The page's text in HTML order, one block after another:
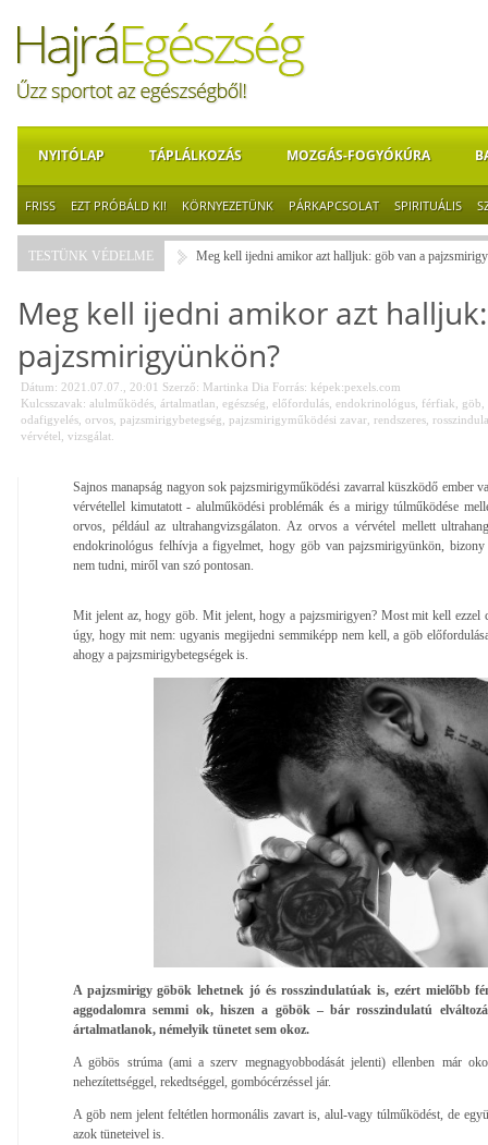
NYITÓLAP TÁPLÁLKOZÁS MOZGÁS-FOGYÓKÚRA
FRISS EZT PRÓBÁLD KI! KÖRNYEZETÜNK PÁRKAPCSOLAT SPIRITUÁLIS
TESTÜNK VÉDELME Meg kell ijedni amikor azt halljuk: göb van a
Meg kell ijedni amikor azt
pajzsmirigyünkön?
Dátum: 2021.07.07., 20:01 Szerző: Martinka Dia Forrás: képek:pexels.com
Kulcsszavak: alulműködés ártalmatlan egészség előfordulás endokrinológus férfiak göb
odafigyelés orvos pajzsmirigybetegség pajzsmirigyműködési zavar rendszeres
vérvétel vizsgálat.
Sajnos manapság nagyon sok pajzsmirigyműködési zavarral küszködő ember
vérvétellel kimutatott - alulműködési problémák és a mirigy túlműködése
orvos, például az ultrahangvizsgálaton. Az orvos a vérvétel mellett
endokrinológus felhívja a figyelmet, hogy göb van pajzsmirigyünkön, bizony
nem tudni, miről van szó pontosan.
Mit jelent az, hogy göb. Mit jelent, hogy a pajzsmirigyen? Most mit kell ezzel
úgy, hogy mit nem: ugyanis megijedni semmiképp nem kell, a göb
ahogy a pajzsmirigybetegségek is.
A pajzsmirigy göbök lehetnek jó és rosszindulatúak is, ezért mielőbb
aggodalomra semmi ok, hiszen a göbök – bár rosszindulatú
ártalmatlanok, némelyik tünetet sem okoz.
A göbös strúma (ami a szerv megnagyobbodását jelenti) ellenben már
nehezítettséggel, rekedtséggel, gombócérzéssel jár.
A göb nem jelent feltétlen hormonális zavart is, alul-vagy túlműködést, de
azok tüneteivel is.